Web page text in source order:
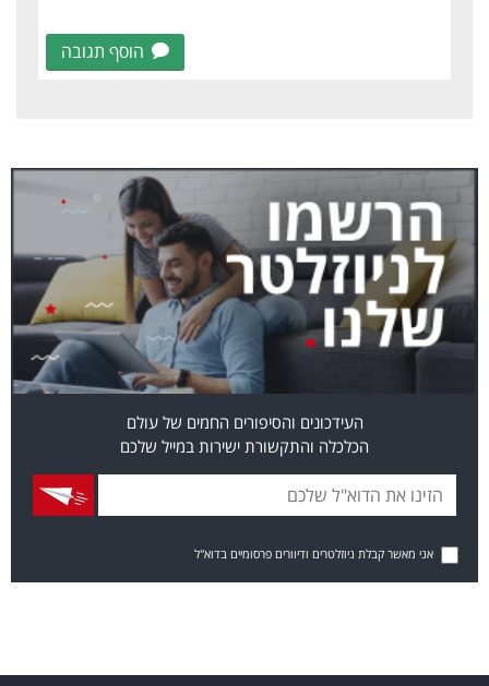
הוסף תגובה
העידכונים והסיפורים החמים של עולם
הכלכלה והתקשורת ישירות במייל שלכם
אני מאשר קבלת ניוזלטרים ודיוורים פרסומיים בדוא"ל